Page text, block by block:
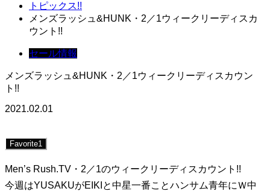
トピックス!!
メンズラッシュ&HUNK・2／1ウィークリーディスカ
ウント!!
セール情報
メンズラッシュ&HUNK・2／1ウィークリーディスカウン
ト!!
2021.02.01
Favorite1
Men’s Rush.TV・2／1のウィークリーディスカウント!!
今週はYUSAKUがEIKIと中星一番ことハンサム青年にＷ中